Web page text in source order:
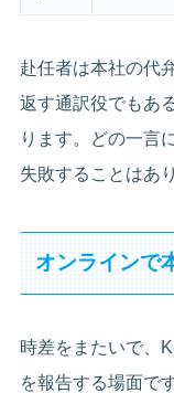
赴任者は本社の代
返す通訳役でもあ
ります。どの一言
失敗することはあ
オンラインで
時差をまたいで、
を報告する場面です